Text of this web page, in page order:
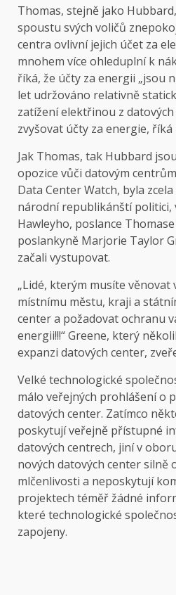
Thomas, stejně jako
spoustu svých voličů
centra ovlivní jejich účet za
mnohem více ohleduplní k
říká, že účty za energii „jsou
let udržováno relativně
zatížení elektřinou z
zvyšovat účty za energie, říká
Jak Thomas, tak Hubbard
opozice vůči datovým
Data Center Watch, byla
národní republikánští politici,
Hawleyho, poslance
poslankyně Marjorie Taylor
začali vystupovat.
„Lidé, kterým musíte
místnímu městu, kraji a
center a požadovat ochranu
energii!!!“ Greene, který
expanzi datových center,
Velké technologické
málo veřejných prohlášení o
datových center. Zatímco
poskytují veřejně přístupné
datových centrech, jiní v
nových datových center silně
mlčenlivosti a neposkytují
projektech téměř žádné
které technologické
zapojeny.